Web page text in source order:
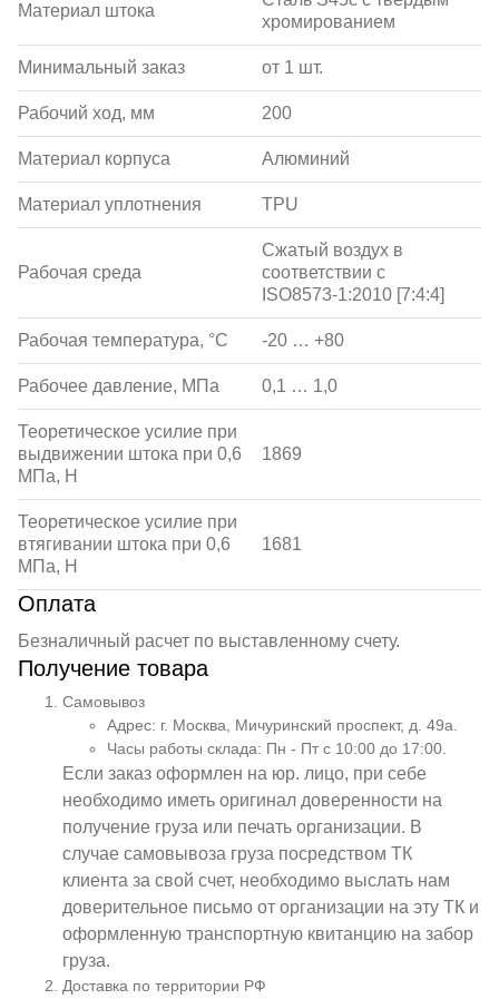
Материал штока
хромированием
Минимальный заказ от 1 шт.
Рабочий ход, мм 200
Материал корпуса Алюминий
Материал уплотнения TPU
Рабочая среда
Сжатый воздух в
соответствии с
ISO8573-1:2010 [7:4:4]
Рабочая температура, °С -20 … +80
Рабочее давление, МПа 0,1 … 1,0
Теоретическое усилие при
выдвижении штока при 0,6
МПа, Н
1869
Теоретическое усилие при
втягивании штока при 0,6
МПа, Н
1681
Оплата
Безналичный расчет по выставленному счету.
Получение товара
Самовывоз
Адрес: г. Москва, Мичуринский проспект, д. 49а.
Часы работы склада: Пн - Пт с 10:00 до 17:00.
Если заказ оформлен на юр. лицо, при себе
необходимо иметь оригинал доверенности на
получение груза или печать организации. В
случае самовывоза груза посредством ТК
клиента за свой счет, необходимо выслать нам
доверительное письмо от организации на эту ТК и
оформленную транспортную квитанцию на забор
груза.
Доставка по территории РФ